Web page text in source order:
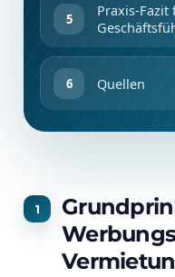
Praxis-
Quellen